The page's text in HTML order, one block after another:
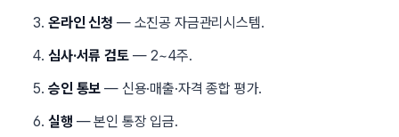
온라인 신청 — 소진공 자금관리시스템.
심사·서류 검토— 2~4주.
승인 통보 — 신용·매출·자격 종합 평가.
실행 — 본인 통장 입금.